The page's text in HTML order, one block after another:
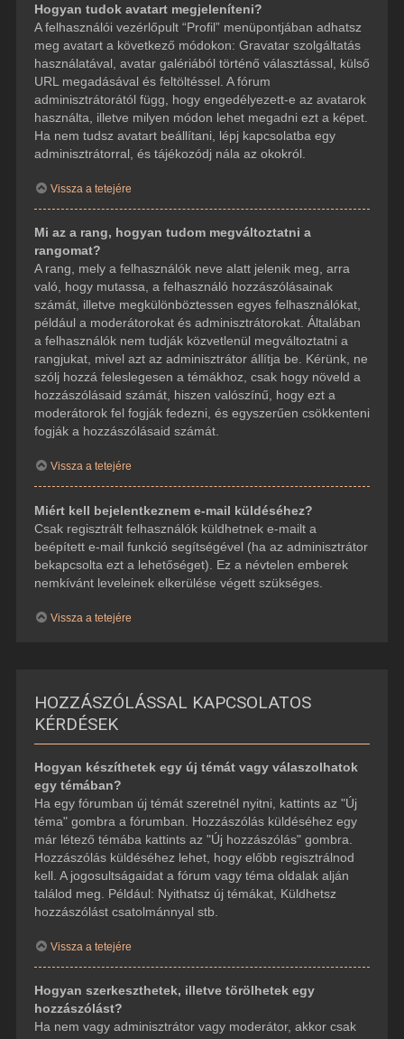
Hogyan tudok avatart megjeleníteni?
A felhasználói vezérlőpult “Profil” menüpontjában adhatsz
meg avatart a következő módokon: Gravatar szolgáltatás
használatával, avatar galériából történő választással, külső
URL megadásával és feltöltéssel. A fórum
adminisztrátorától függ, hogy engedélyezett-e az avatarok
használta, illetve milyen módon lehet megadni ezt a képet.
Ha nem tudsz avatart beállítani, lépj kapcsolatba egy
adminisztrátorral, és tájékozódj nála az okokról.
Vissza a tetejére
Mi az a rang, hogyan tudom megváltoztatni a
rangomat?
A rang, mely a felhasználók neve alatt jelenik meg, arra
való, hogy mutassa, a felhasználó hozzászólásainak
számát, illetve megkülönböztessen egyes felhasználókat,
például a moderátorokat és adminisztrátorokat. Általában
a felhasználók nem tudják közvetlenül megváltoztatni a
rangjukat, mivel azt az adminisztrátor állítja be. Kérünk, ne
szólj hozzá feleslegesen a témákhoz, csak hogy növeld a
hozzászólásaid számát, hiszen valószínű, hogy ezt a
moderátorok fel fogják fedezni, és egyszerűen csökkenteni
fogják a hozzászólásaid számát.
Vissza a tetejére
Miért kell bejelentkeznem e-mail küldéséhez?
Csak regisztrált felhasználók küldhetnek e-mailt a
beépített e-mail funkció segítségével (ha az adminisztrátor
bekapcsolta ezt a lehetőséget). Ez a névtelen emberek
nemkívánt leveleinek elkerülése végett szükséges.
Vissza a tetejére
HOZZÁSZÓLÁSSAL KAPCSOLATOS
KÉRDÉSEK
Hogyan készíthetek egy új témát vagy válaszolhatok
egy témában?
Ha egy fórumban új témát szeretnél nyitni, kattints az "Új
téma" gombra a fórumban. Hozzászólás küldéséhez egy
már létező témába kattints az "Új hozzászólás" gombra.
Hozzászólás küldéséhez lehet, hogy előbb regisztrálnod
kell. A jogosultságaidat a fórum vagy téma oldalak alján
találod meg. Például: Nyithatsz új témákat, Küldhetsz
hozzászólást csatolmánnyal stb.
Vissza a tetejére
Hogyan szerkeszthetek, illetve törölhetek egy
hozzászólást?
Ha nem vagy adminisztrátor vagy moderátor, akkor csak